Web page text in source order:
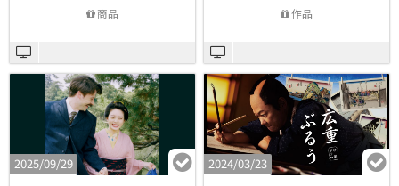
商品 作品
2025/09/29 2024/03/23